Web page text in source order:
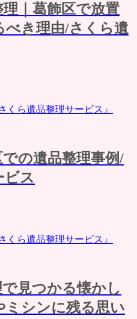
｜葛飾区で放置
べき理由/さくら遺
くら遺品整理サービス』
での遺品整理事例/
ビス
くら遺品整理サービス』
で見つかる懐かし
ミシンに残る思い